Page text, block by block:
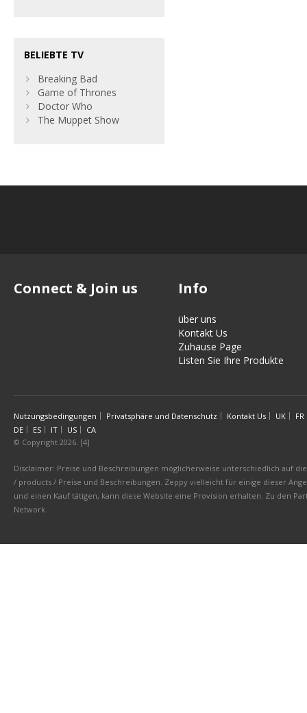
BELIEBTE TV
Breaking Bad
Game of Thrones
Doctor Who
The Muppet Show
Connect & Join us Info
über uns
Kontakt Us
Zuhause Page
Listen Sie Ihre Produkte
Nutzungsbedingungen Privatsphäre und Datenschutz Kontakt Us UK
FR
DE
ES IT US
CA
© Copyright 2026. [4]
Disclaimer: Preise und Beschreibungen möglicherweise unterschiedlich auf
/ products / Preise und Beschreibungen. Zeppy vielleicht für einige dieser
und einen Kauf tätigen, kann diese Website eine Provision erhalten. Zu den
Network.